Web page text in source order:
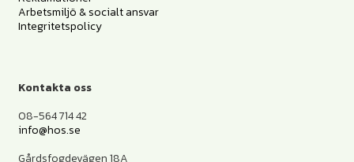
Arbetsmiljö & socialt ansvar
Integritetspolicy
Kontakta oss
08-564 714 42
info@hos.se
Gårdsfogdevägen 18A